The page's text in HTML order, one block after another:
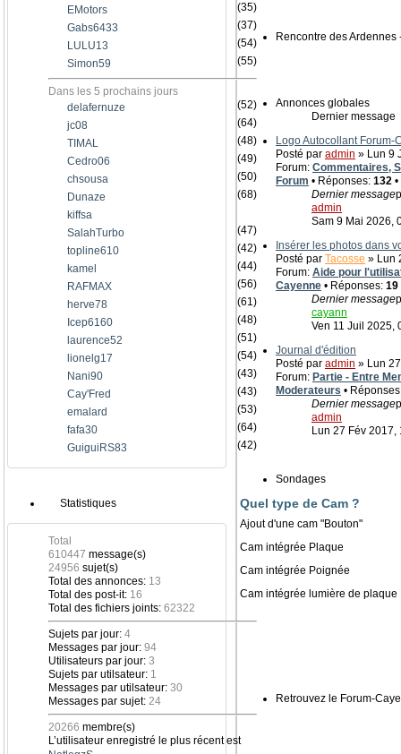
EMotors
(35)
Gabs6433
(37)
LULU13
(54)
Simon59
(55)
Dans les 5 prochains jours
delafernuze
(52)
jc08
(64)
TIMAL
(48)
Cedro06
(49)
chsousa
(50)
Dunaze
(68)
kiffsa
SalahTurbo
(47)
topline610
(42)
kamel
(44)
RAFMAX
(56)
herve78
(61)
Icep6160
(48)
laurence52
(51)
lionelg17
(54)
Nani90
(43)
Cay'Fred
(43)
emalard
(53)
fafa30
(64)
GuiguiRS83
(42)
Statistiques
Total
610447 message(s)
24956 sujet(s)
Total des annonces: 13
Total des post-it: 16
Total des fichiers joints: 62322
Sujets par jour: 4
Messages par jour: 94
Utilisateurs par jour: 3
Sujets par utilsateur: 1
Messages par utilsateur: 30
Messages par sujet: 24
20266 membre(s)
L’utilisateur enregistré le plus récent est
Rencontre des
Annonces globales
Dernier message
Logo Autocollant Forum-
Posté par admin » Lun 9
Forum: Commentaires,
Forum • Réponses: 132
Dernier message
admin
Sam 9 Mai 2026,
Insérer les photos dans
Posté par Tacosse » Lun
Forum: Aide pour
Cayenne • Réponses: 19
Dernier message
cayann
Ven 11 Juil 2025,
Journal d'édition
Posté par admin » Lun
Forum: Partie - Entre
Moderateurs •
Dernier message
admin
Lun 27 Fév 2017,
Sondages
Quel type de Cam ?
Ajout d'une cam "Bouton"
Cam intégrée Plaque
Cam intégrée Poignée
Cam intégrée lumière de plaque
Retrouvez le Forum-